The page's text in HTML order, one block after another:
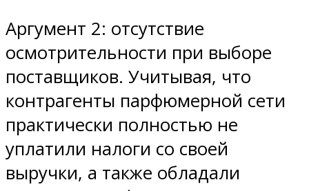
Аргумент 2: отсутствие
осмотрительности при выборе
поставщиков. Учитывая, что
контрагенты парфюмерной сети
практически полностью не
уплатили налоги со своей
выручки, а также обладали